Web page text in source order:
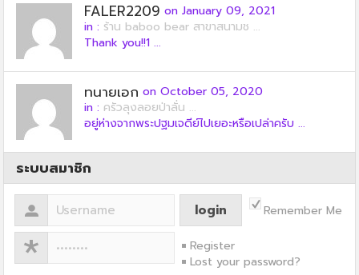
FALER2209 on January 09, 2021
in : ร้าน baboo bear สาขาสนามช ...
Thank you!!1 ...
ทนายเอก on October 05, 2020
in : ครัวลุงลอยป่าลั่น ...
อยู่ห่างจากพระปฐมเจดีย์ไปเยอะหรือเปล่าครับ ...
ระบบสมาชิก
Remember Me
Register
Lost your password?